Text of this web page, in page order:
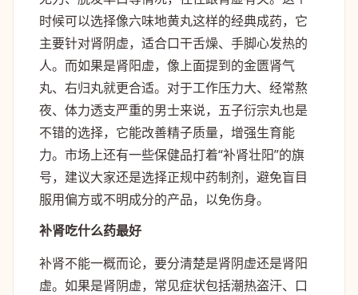
时候可以选择像六味地黄丸这样的经典成药，它
主要针对肾阴虚，适合口干舌燥、手脚心发热的
人。而如果是肾阳虚，像上面提到的金匮肾气
丸、右归丸就更合适。对于工作压力大、经常熬
夜、体力透支严重的男士来说，五子衍宗丸也是
不错的选择，它能改善精子质量，增强生育能
力。市场上还有一些保健品打着“补肾壮阳”的旗
号，建议大家还是选择正规中药制剂，避免盲目
服用偏方或不明成分的产品，以免伤身。
补肾吃什么药最好
补肾不能一概而论，要分清楚是肾阴虚还是肾阳
虚。如果是肾阴虚，常见症状包括潮热盗汗、口